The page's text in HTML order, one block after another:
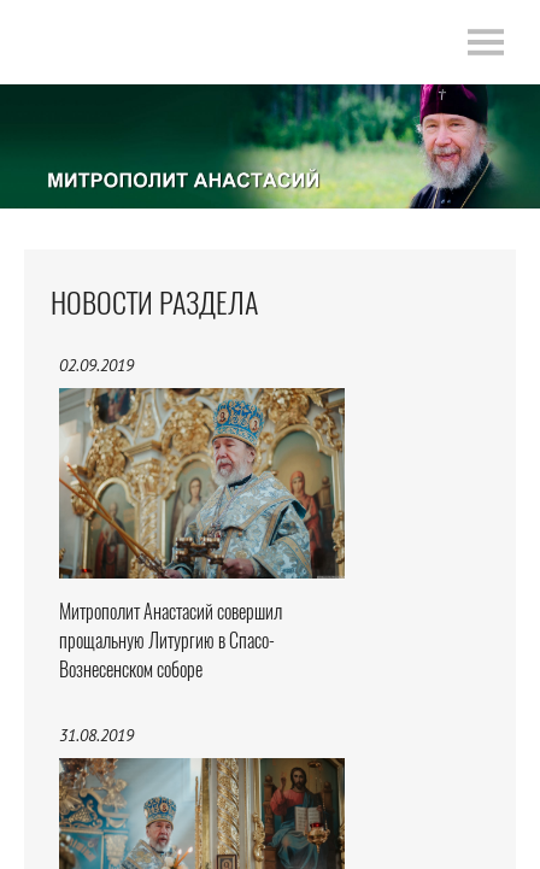
НОВОСТИ РАЗДЕЛА
02.09.2019
Митрополит Анастасий совершил
прощальную Литургию в Спасо-
Вознесенском соборе
31.08.2019